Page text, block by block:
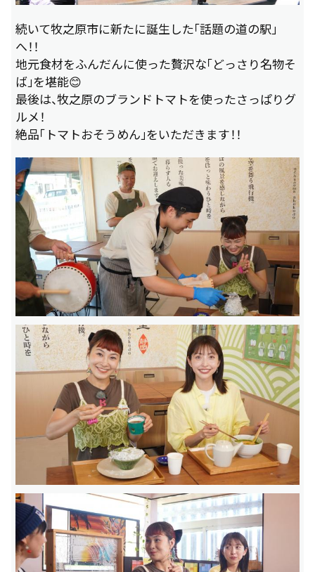
続いて牧之原市に新たに誕生した「話題の道の駅」
へ！！
地元食材をふんだんに使った贅沢な「どっさり名物そ
ば」を堪能😊
最後は、牧之原のブランドトマトを使ったさっぱりグ
ルメ！
絶品「トマトおそうめん」をいただきます！！